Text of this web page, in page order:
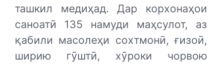
ташкил медиҳад. Дар корхонаҳои
саноатӣ 135 намуди маҳсулот, аз
қабили масолеҳи сохтмонӣ, ғизоӣ,
ширию гӯштӣ, хӯроки чорвою